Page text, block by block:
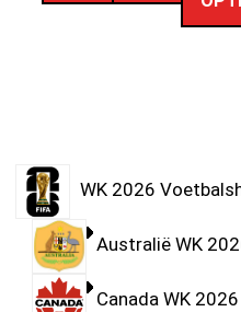
WK 2026
Australië WK
Canada WK